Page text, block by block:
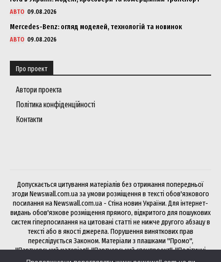
АВТО 09.08.2026
Mercedes-Benz: огляд моделей, технологій та новинок
АВТО 09.08.2026
Про проект
Автори проекта
Політика конфіденційності
Контакти
Допускається цитування матеріалів без отримання попередньої
згоди Newswall.com.ua за умови розміщення в тексті обов'язкового
посилання на Newswall.com.ua - Стіна новин України. Для інтернет-
видань обов'язкове розміщення прямого, відкритого для пошукових
систем гіперпосилання на цитовані статті не нижче другого абзацу в
тексті або в якості джерела. Порушення виняткових прав
переслідується Законом. Матеріали з плашками "Промо",
"Партнерський матеріал", "Партнерський спецпроект", "Політичні
новини", "Прес-реліз", "PR", "Офіційно" публікуються на правах